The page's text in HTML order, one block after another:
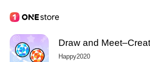
Draw and
Happy2020